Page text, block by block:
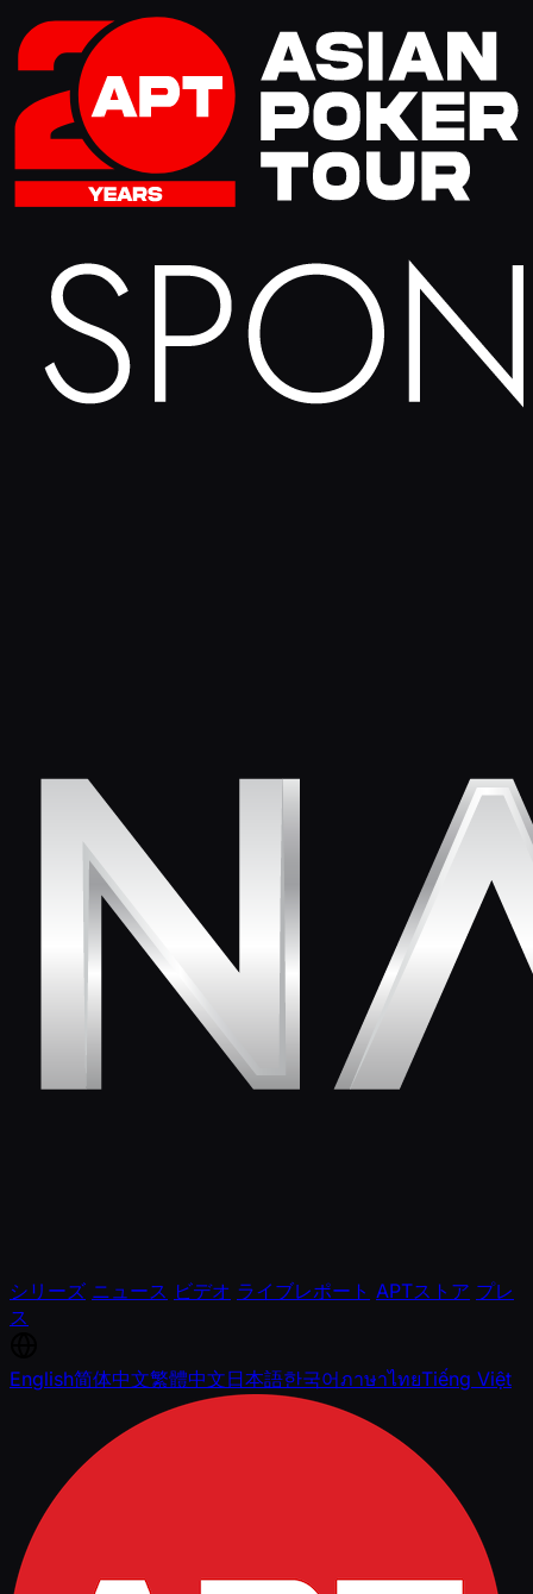
シリーズ ニュース ビデオ ライブレポート APTストア プレ
ス
English简体中文繁體中文日本語한국어ภาษาไทยTiếng Việt